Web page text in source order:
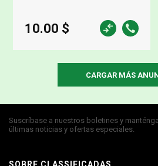
10.00 $
Suscríbase a nuestros boletines y
últimas noticias y ofertas especiales.